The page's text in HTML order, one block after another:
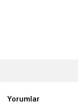
Yorumlar